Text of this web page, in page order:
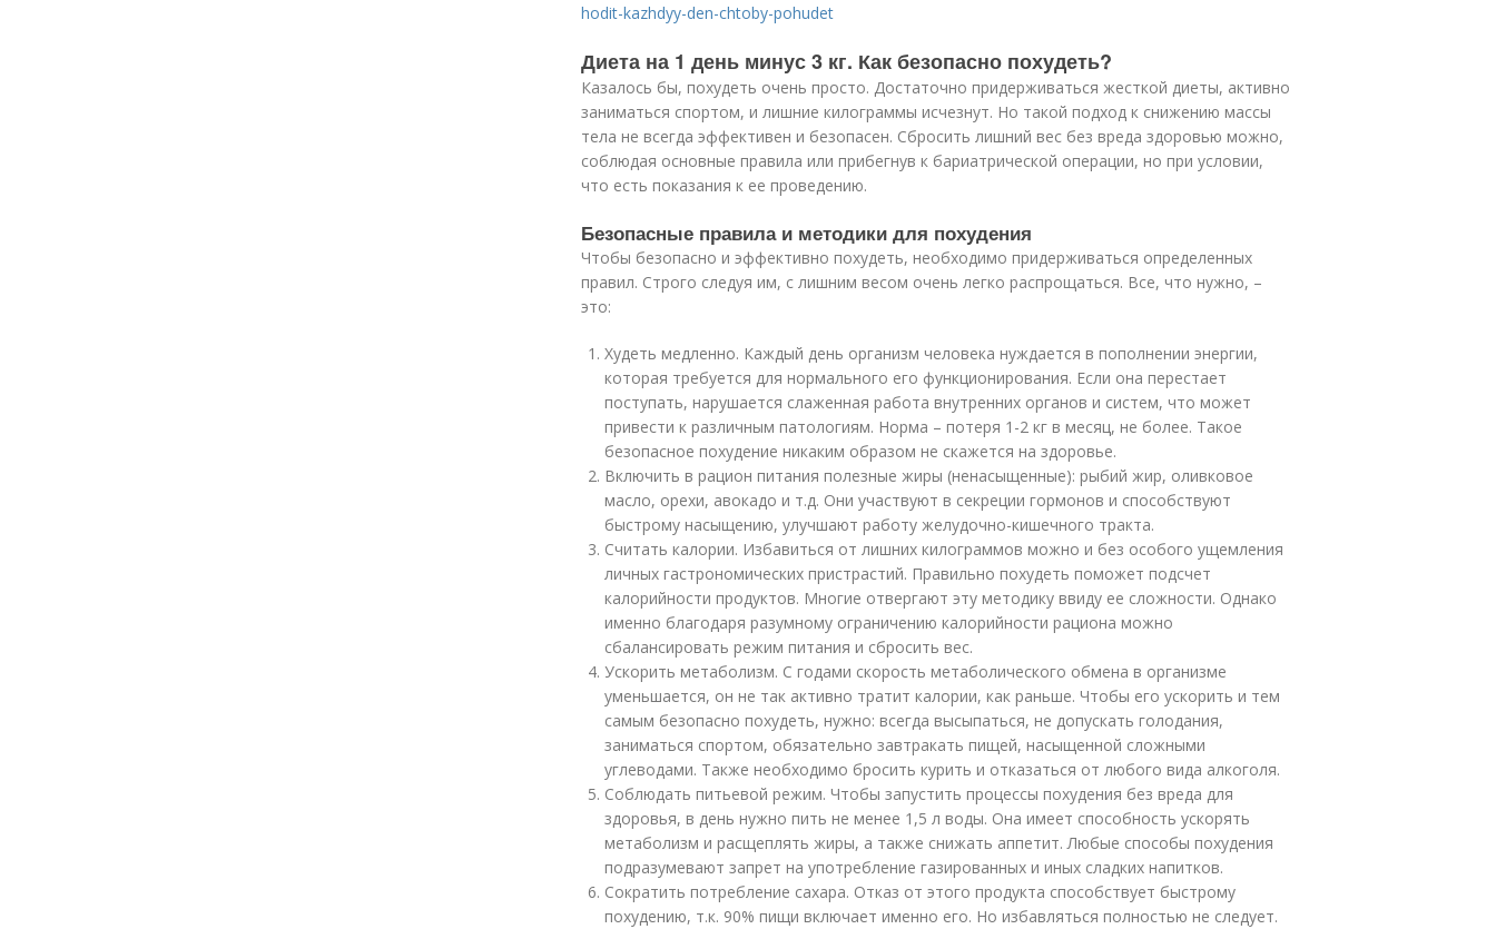
hodit-kazhdyy-den-chtoby-pohudet
Диета на 1 день минус 3 кг. Как безопасно похудеть?
Казалось бы, похудеть очень просто. Достаточно придерживаться жесткой диеты, активно
заниматься спортом, и лишние килограммы исчезнут. Но такой подход к снижению массы
тела не всегда эффективен и безопасен. Сбросить лишний вес без вреда здоровью можно,
соблюдая основные правила или прибегнув к бариатрической операции, но при условии,
что есть показания к ее проведению.
Безопасные правила и методики для похудения
Чтобы безопасно и эффективно похудеть, необходимо придерживаться определенных
правил. Строго следуя им, с лишним весом очень легко распрощаться. Все, что нужно, –
это:
Худеть медленно. Каждый день организм человека нуждается в пополнении энергии,
которая требуется для нормального его функционирования. Если она перестает
поступать, нарушается слаженная работа внутренних органов и систем, что может
привести к различным патологиям. Норма – потеря 1-2 кг в месяц, не более. Такое
безопасное похудение никаким образом не скажется на здоровье.
Включить в рацион питания полезные жиры (ненасыщенные): рыбий жир, оливковое
масло, орехи, авокадо и т.д. Они участвуют в секреции гормонов и способствуют
быстрому насыщению, улучшают работу желудочно-кишечного тракта.
Считать калории. Избавиться от лишних килограммов можно и без особого ущемления
личных гастрономических пристрастий. Правильно похудеть поможет подсчет
калорийности продуктов. Многие отвергают эту методику ввиду ее сложности. Однако
именно благодаря разумному ограничению калорийности рациона можно
сбалансировать режим питания и сбросить вес.
Ускорить метаболизм. С годами скорость метаболического обмена в организме
уменьшается, он не так активно тратит калории, как раньше. Чтобы его ускорить и тем
самым безопасно похудеть, нужно: всегда высыпаться, не допускать голодания,
заниматься спортом, обязательно завтракать пищей, насыщенной сложными
углеводами. Также необходимо бросить курить и отказаться от любого вида алкоголя.
Соблюдать питьевой режим. Чтобы запустить процессы похудения без вреда для
здоровья, в день нужно пить не менее 1,5 л воды. Она имеет способность ускорять
метаболизм и расщеплять жиры, а также снижать аппетит. Любые способы похудения
подразумевают запрет на употребление газированных и иных сладких напитков.
Сократить потребление сахара. Отказ от этого продукта способствует быстрому
похудению, т.к. 90% пищи включает именно его. Но избавляться полностью не следует.